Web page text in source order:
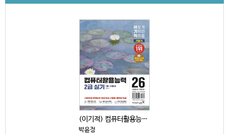
(이기적) 컴퓨터활용능력 2급 실기 : 2026년 수험...
박윤정